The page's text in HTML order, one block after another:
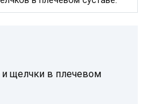
и щелчки в плечевом